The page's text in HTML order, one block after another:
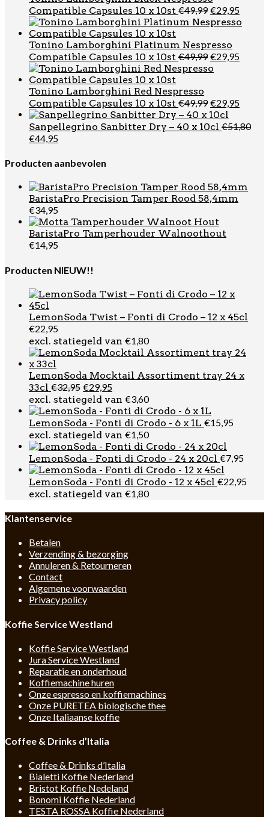
Compatible Capsules 10 x 10st €49,99
prijs
€49,99.
€29,95
prijs
Tonino Lamborghini Platinum Nespresso
Compatible Capsules 10 x 10st €49,99
prijs
€29,95
Tonino Lamborghini Red Nespresso
Compatible Capsules 10 x 10st €49,99
prijs
was:
€29,95
is:
Sanpellegrino Sanbitter Dry – 40 x 10cl €51,80
Oorspronkelijke
was:
€44,95Huidige
is:
Producten aanbevolen
BaristaPro Precision Tamper Rood 58,4mm
€34,95
BaristaPro Tamperhouder Walnoothout
€14,95
Producten NIEUW!!
LemonSoda Twist – Fonti di Crodo – 12 x 45cl
€22,95
excl. statiegeld van €1,80
LemonSoda Mocktail Assortiment tray 24 x
33cl €32,95 Oorspronkelijke
prijs
was:
€32,95.
€29,95Huidige
prijs
is:
€29,95.
excl. statiegeld van €3,60
LemonSoda - Fonti di Crodo - 6 x 1L €15,95
excl. statiegeld van €1,50
LemonSoda - Fonti di Crodo - 24 x 20cl €7,95
LemonSoda - Fonti di Crodo - 12 x 45cl €22,95
excl. statiegeld van €1,80
Klantenservice
Betalen
Verzending & bezorging
Annuleren & Retourneren
Contact
Algemene voorwaarden
Privacy policy
Koffie Service Westland
Koffie Service Westland
Jura Service Westland
Reparatie en onderhoud
Koffiemachine huren
Onze espresso en koffiemachines
Onze PURETEA biologische thee
Onze Italiaanse koffie
Coffee & Drinks d’Italia
Coffee & Drinks d’Italia
Bialetti Koffie Nederland
Bristot Koffie Nedeland
Bonomi Koffie Nederland
TESTA ROSSA Koffie Nederland